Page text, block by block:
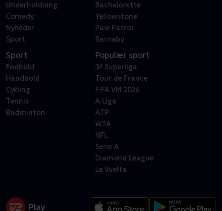
Underholdning
Comedy
Nyheder
Sport
Bachelorette
Yellowstone
Paw Patrol
Barnaby
Sport
Fodbold
Håndbold
Cykling
Tennis
Badminton
Populær sport
3F Superliga
Tour de France
FIFA VM 2026
A Liga
ATP
WTA
NFL
Serie A
Diamond League
La Vuelta